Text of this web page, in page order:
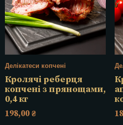
Делікатеси копчені
Кролячі реберця
копчені з прянощами,
0,4 кг
198,00₴